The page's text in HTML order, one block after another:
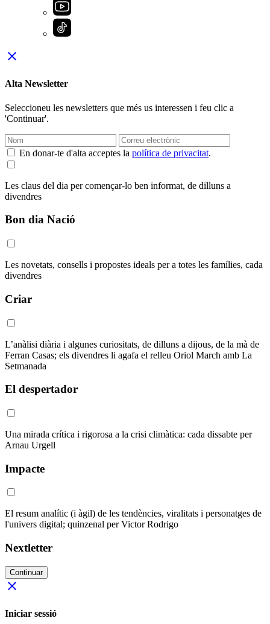
close
Alta Newsletter
Seleccioneu les newsletters que més us interessen i feu clic a
'Continuar'.
En donar-te d'alta acceptes la política de privacitat.
Les claus del dia per començar-lo ben informat, de dilluns a
divendres
Bon dia Nació
Les novetats, consells i propostes ideals per a totes les famílies, cada
divendres
Criar
L’anàlisi diària i algunes curiositats, de dilluns a dijous, de la mà de
Ferran Casas; els divendres li agafa el relleu Oriol March amb La
Setmanada
El despertador
Una mirada crítica i rigorosa a la crisi climàtica: cada dissabte per
Arnau Urgell
Impacte
El resum analític (i àgil) de les tendències, viralitats i personatges de
l'univers digital; quinzenal per Victor Rodrigo
Nextletter
Continuar
close
Iniciar sessió